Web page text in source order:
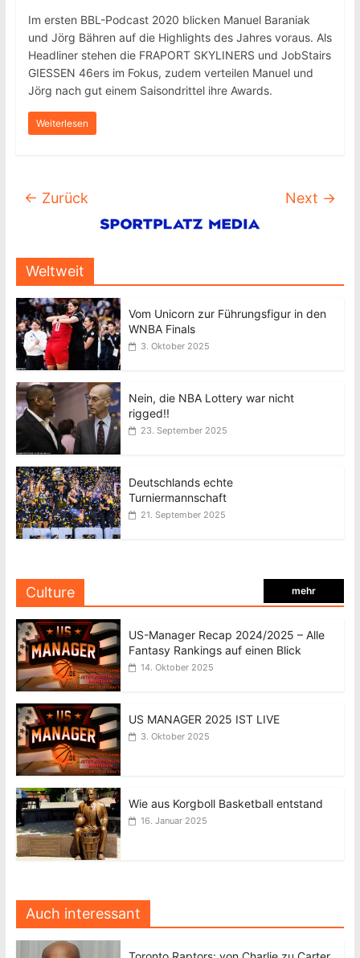
Im ersten BBL-Podcast 2020 blicken Manuel Baraniak
und Jörg Bähren auf die Highlights des Jahres voraus. Als
Headliner stehen die FRAPORT SKYLINERS und JobStairs
GIESSEN 46ers im Fokus, zudem verteilen Manuel und
Jörg nach gut einem Saisondrittel ihre Awards.
Weiterlesen
← Zurück Next →
Weltweit
Vom Unicorn zur Führungsfigur in den
WNBA Finals
3. Oktober 2025
Nein, die NBA Lottery war nicht
rigged!!
23. September 2025
Deutschlands echte
Turniermannschaft
21. September 2025
Culture mehr
US-Manager Recap 2024/2025 – Alle
Fantasy Rankings auf einen Blick
14. Oktober 2025
US MANAGER 2025 IST LIVE
3. Oktober 2025
Wie aus Korgboll Basketball entstand
16. Januar 2025
Auch interessant